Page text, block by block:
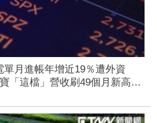
月進帳年增近19％遭外資
「這檔」營收刷49個月新高也